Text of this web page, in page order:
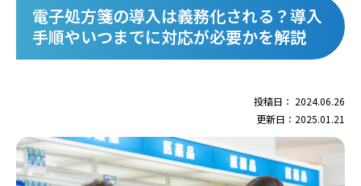
電子処方箋の導入は義務化される？導入
手順やいつまでに対応が必要かを解説
投稿日： 2024.06.26
更新日：2025.01.21